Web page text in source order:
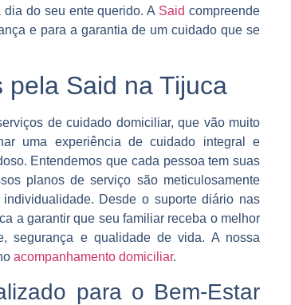
do seu ente querido. A Said compreende
e para a garantia de um cuidado que se
Said na Tijuca
de cuidado domiciliar, que vão muito
uma experiência de cuidado integral e
Entendemos que cada pessoa tem suas
planos de serviço são meticulosamente
Desde o suporte diário nas
a garantir que seu familiar receba o melhor
segurança e qualidade de vida. A nossa
acompanhamento domiciliar.
para o Bem-Estar